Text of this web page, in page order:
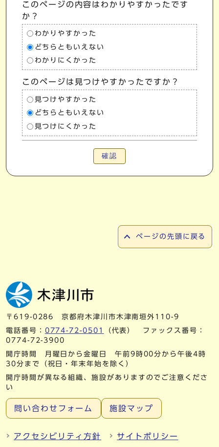
このページの内容はわかりやすかったです
か？
わかりやすかった
どちらともいえない
わかりにくかった
このページは見つけやすかったですか？
見つけやすかった
どちらともいえない
見つけにくかった
確認
ページの先頭に戻る
〒619-0286 京都府木津川市木津南垣外110-9
電話番号： 0774-72-0501
（代表） ファックス番号：
0774-72-3900
開庁時間 月曜日から金曜日 午前9時00分から午後4時
30分まで（祝日・年末年始を除く）
開庁時間が異なる組織、施設がありますのでご注意くださ
い
問い合わせフォーム 施設マップ
アクセシビリティ方針 サイトポリシー